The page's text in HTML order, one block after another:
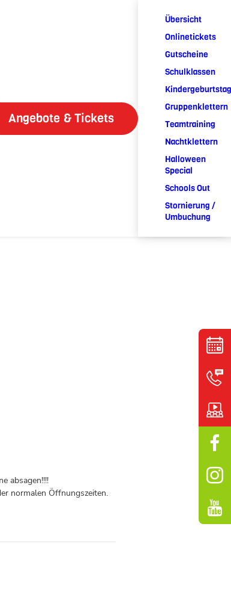
Angebote & Tickets
Übersicht
Onlinetickets
Gutscheine
Schulklassen
Kindergeburtstag
Gruppenklettern
Teamtraining
Nachtklettern
Halloween
Special
Schools Out
Stornierung /
Umbuchung
absagen!!!!
normalen Öffnungszeiten.